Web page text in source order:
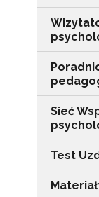
Sieć
Test